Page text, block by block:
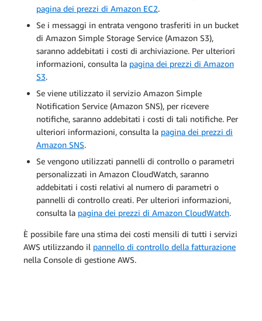
pagina dei prezzi di Amazon EC2.
Se i messaggi in entrata vengono trasferiti in un bucket
di Amazon Simple Storage Service (Amazon S3),
saranno addebitati i costi di archiviazione. Per ulteriori
informazioni, consulta la pagina dei prezzi di Amazon
S3.
Se viene utilizzato il servizio Amazon Simple
Notification Service (Amazon SNS), per ricevere
notifiche, saranno addebitati i costi di tali notifiche. Per
ulteriori informazioni, consulta la pagina dei prezzi di
Amazon SNS.
Se vengono utilizzati pannelli di controllo o parametri
personalizzati in Amazon CloudWatch, saranno
addebitati i costi relativi al numero di parametri o
pannelli di controllo creati. Per ulteriori informazioni,
consulta la pagina dei prezzi di Amazon CloudWatch.
È possibile fare una stima dei costi mensili di tutti i servizi
AWS utilizzando il pannello di controllo della fatturazione
nella Console di gestione AWS.